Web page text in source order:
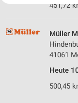
451,72
Müller
41061
Heute
500,45
Website/App.
Wir nutzen Ihre Daten für
IAB-Verarbeitungszwecke:
Speichern von
auf einem Endgerät
Verwendung